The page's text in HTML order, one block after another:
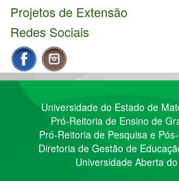
Projetos de Extensão
Redes Sociais
Universidade do Estado de
Pró-Reitoria de Ensino de
Pró-Reitoria de Pesquisa e
Diretoria de Gestão de
Universidade Aberta